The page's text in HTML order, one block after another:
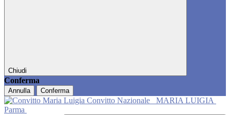
Chiudi
Conferma
Annulla Conferma
Convitto Nazionale
MARIA LUIGIA
Parma